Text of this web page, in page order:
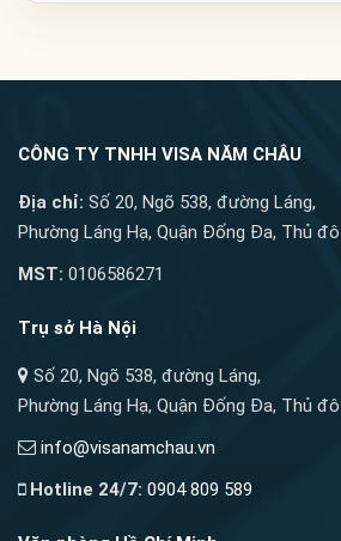
CÔNG TY TNHH VISA NĂM CHÂU
Địa chỉ: Số 20, Ngõ 538, đường Láng,
Phường Láng Hạ, Quận Đống Đa, Thủ
MST: 0106586271
Trụ sở Hà Nội
Số 20, Ngõ 538, đường Láng,
Phường Láng Hạ, Quận Đống Đa, Thủ
info@visanamchau.vn
Hotline 24/7: 0904 809 589